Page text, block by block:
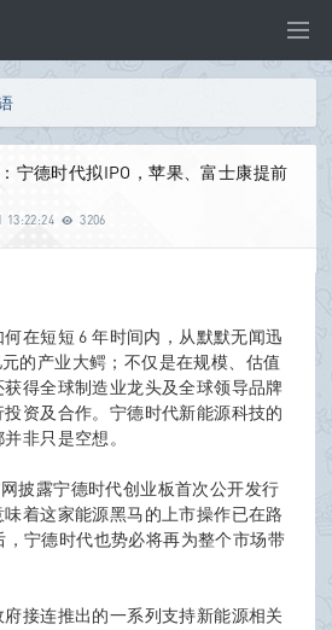
宁德时代拟IPO，苹果、富士康提前
13:22:24 3206
在短短 6 年时间内，从默默无闻迅
的产业大鳄；不仅是在规模、估值
获得全球制造业龙头及全球领导品牌
资及合作。宁德时代新能源科技的
非只是空想。
披露宁德时代创业板首次公开发行
着这家能源黑马的上市操作已在路
，宁德时代也势必将再为整个市场带
接连推出的一系列支持新能源相关